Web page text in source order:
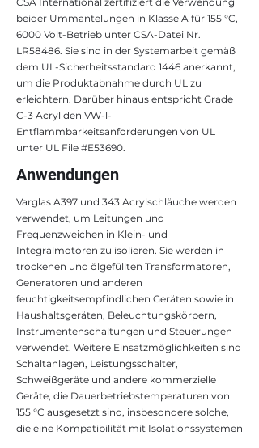
beider Ummantelungen in Klasse A für 155 °C,
6000 Volt-Betrieb unter CSA-Datei Nr.
LR58486. Sie sind in der Systemarbeit gemäß
dem UL-Sicherheitsstandard 1446 anerkannt,
um die Produktabnahme durch UL zu
erleichtern. Darüber hinaus entspricht Grade
C-3 Acryl den VW-l-
Entflammbarkeitsanforderungen von UL
unter UL File #E53690.
Anwendungen
Varglas A397 und 343 Acrylschläuche werden
verwendet, um Leitungen und
Frequenzweichen in Klein- und
Integralmotoren zu isolieren. Sie werden in
trockenen und ölgefüllten Transformatoren,
Generatoren und anderen
feuchtigkeitsempfindlichen Geräten sowie in
Haushaltsgeräten, Beleuchtungskörpern,
Instrumentenschaltungen und Steuerungen
verwendet. Weitere Einsatzmöglichkeiten sind
Schaltanlagen, Leistungsschalter,
Schweißgeräte und andere kommerzielle
Geräte, die Dauerbetriebstemperaturen von
155 °C ausgesetzt sind, insbesondere solche,
die eine Kompatibilität mit Isolationssystemen